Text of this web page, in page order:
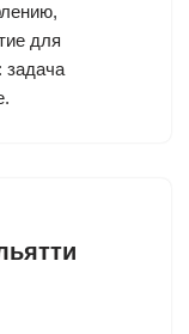
для
задача